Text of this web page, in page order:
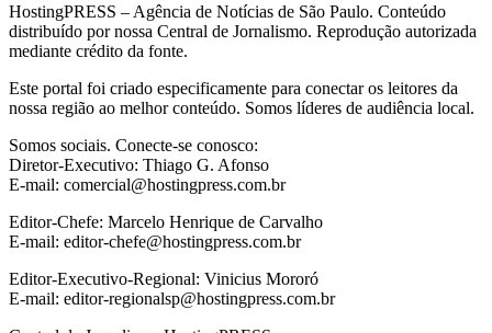
HostingPRESS – Agência de Notícias de São Paulo. Conteúdo
distribuído por nossa Central de Jornalismo. Reprodução autorizada
mediante crédito da fonte.
Este portal foi criado especificamente para conectar os leitores da
nossa região ao melhor conteúdo. Somos líderes de audiência local.
Somos sociais. Conecte-se conosco:
Diretor-Executivo: Thiago G. Afonso
E-mail: comercial@hostingpress.com.br
Editor-Chefe: Marcelo Henrique de Carvalho
E-mail: editor-chefe@hostingpress.com.br
Editor-Executivo-Regional: Vinicius Mororó
E-mail: editor-regionalsp@hostingpress.com.br